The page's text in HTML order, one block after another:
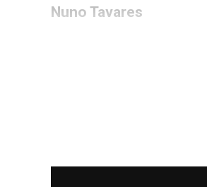
Nuno Tavares
Il portoghese Nuno
in lui e l’ha preso dai